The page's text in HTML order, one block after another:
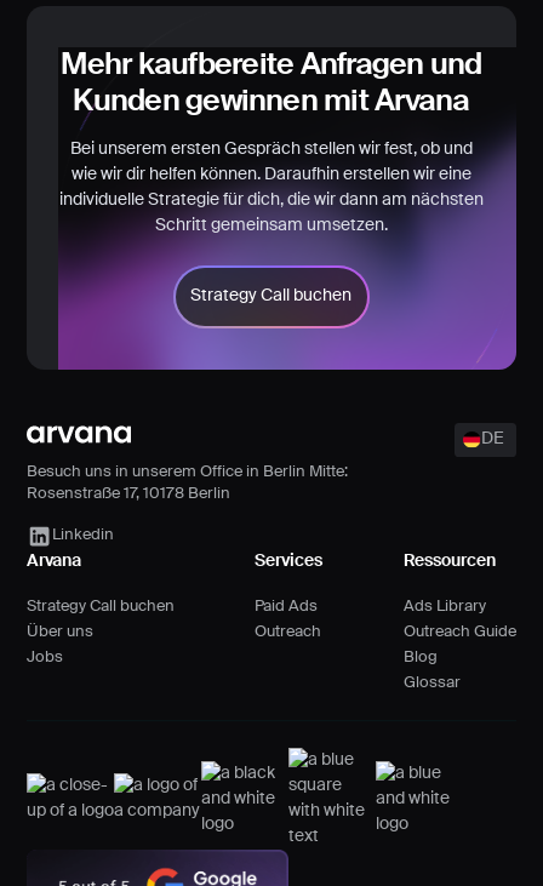
Mehr kaufbereite Anfragen und
Kunden gewinnen mit Arvana
Bei unserem ersten Gespräch stellen wir fest, ob und
wie wir dir helfen können. Daraufhin erstellen wir eine
individuelle Strategie für dich, die wir dann am nächsten
Schritt gemeinsam umsetzen.
Strategy Call buchen
Besuch uns in unserem Office in Berlin Mitte:
Rosenstraße 17, 10178 Berlin
Linkedin
Arvana Link
DE
Arvana
Strategy Call buchen
Über uns
Jobs
Services
Paid Ads
Outreach
Ressourcen
Ads Library
Outreach Guide
Blog
Glossar